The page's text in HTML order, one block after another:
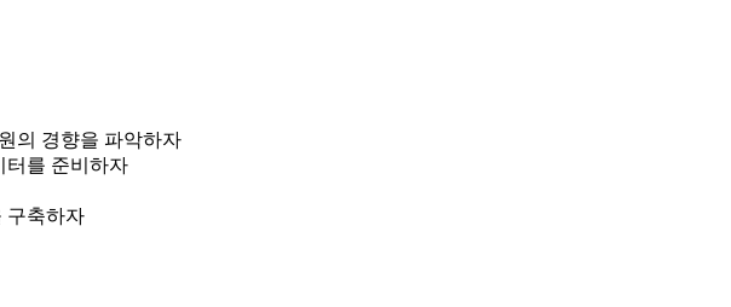
의 경향을 파악하자
터를 준비하자
구축하자